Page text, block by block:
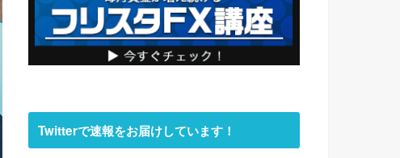
Twitterで速報をお届けしています！